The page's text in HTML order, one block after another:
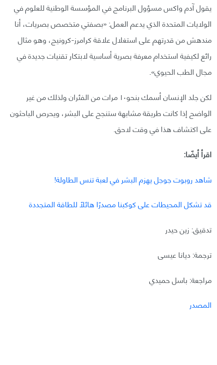
يقول آدم واكس مسؤول البرنامج في المؤسسة الوطنية للعلوم في
الولايات المتحدة الذي يدعم العمل: «بصفتي متخصص بصريات، أنا
مندهش من قدرتهم على استغلال علاقة كرامرز-كرونيج، وهو مثال
رائع لكيفية استخدام معرفة بصرية أساسية لابتكار تقنيات جديدة في
مجال الطب الحيوي».
لكن جلد الإنسان أسمك بنحو١٠ مرات من الفئران ولذلك من غير
الواضح إذا كانت طريقة مشابهة ستنجح على البشر، ويحرص الباحثون
على اكتشاف هذا في وقت لاحق.
اقرأ أيضًا:
شاهد روبوت جوجل يهزم البشر في لعبة تنس الطاولة!
قد تشكل المحيطات على كوكبنا مصدرًا هائلًا للطاقة المتجددة
تدقيق: زين حيدر
ترجمة: ديانا عيسى
مراجعة: باسل حميدي
المصدر